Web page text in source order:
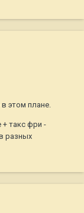
этом плане.
такс фри -
разных